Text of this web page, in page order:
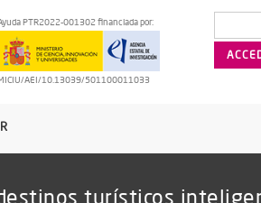
PTR2022-001302 financiada por:
AEI/10.13039/501100011033
turísticos